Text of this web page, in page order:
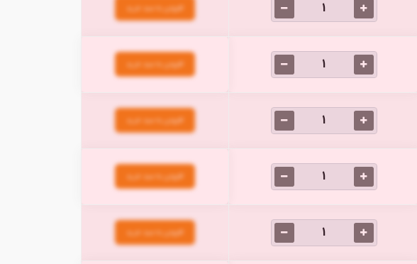
افزودن به سبد خرید
افزودن به سبد خرید
افزودن به سبد خرید
افزودن به سبد خرید
افزودن به سبد خرید